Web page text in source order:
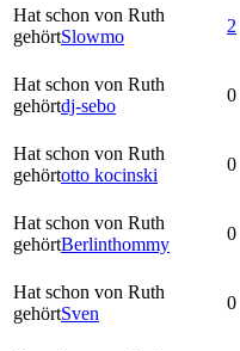
Hat schon von Ruth
gehörtSlowmo
2
Hat schon von Ruth
gehörtdj-sebo
0
Hat schon von Ruth
gehörtotto kocinski
0
Hat schon von Ruth
gehörtBerlinthommy
0
Hat schon von Ruth
gehörtSven
0